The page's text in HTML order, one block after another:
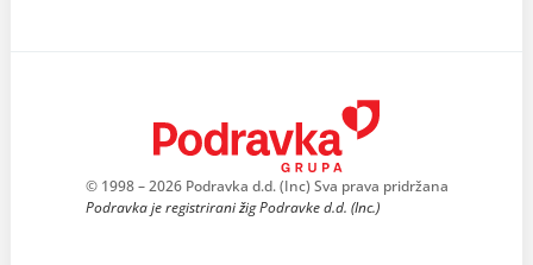
© 1998 – 2026 Podravka d.d. (Inc) Sva prava pridržana
Podravka je registrirani žig Podravke d.d. (Inc.)